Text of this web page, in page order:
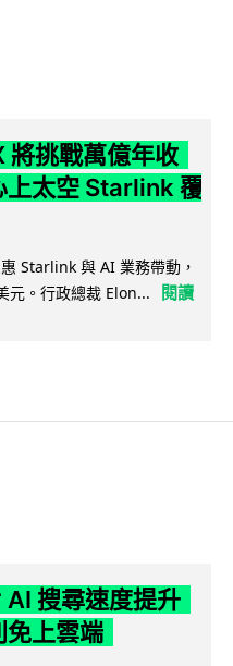
挑戰萬億年收
上太空 Starlink 覆
Starlink 與 AI 業務帶動，
元。行政總裁 Elon...
閱讀
搜尋速度提升
免上雲端